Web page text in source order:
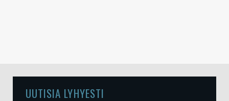
UUTISIA LYHYESTI